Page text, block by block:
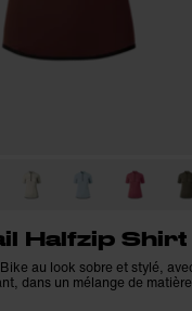
Halfzip Shirt
au look sobre et stylé,
dans un mélange de